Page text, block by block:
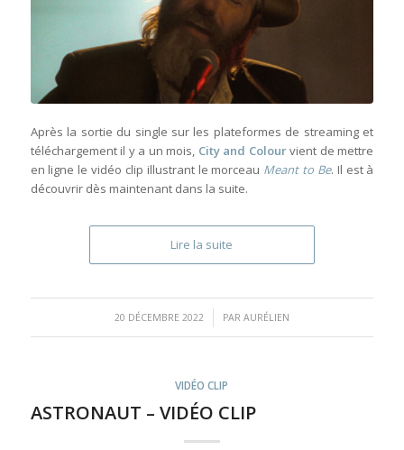
Après la sortie du single sur les plateformes de streaming et
téléchargement il y a un mois, City and Colourvient de mettre
en ligne le vidéo clip illustrant le morceau Meant to Be. Il est à
découvrir dès maintenant dans la suite.
Lire la suite
20 DÉCEMBRE 2022
/ PAR AURÉLIEN
VIDÉO CLIP
ASTRONAUT – VIDÉO CLIP